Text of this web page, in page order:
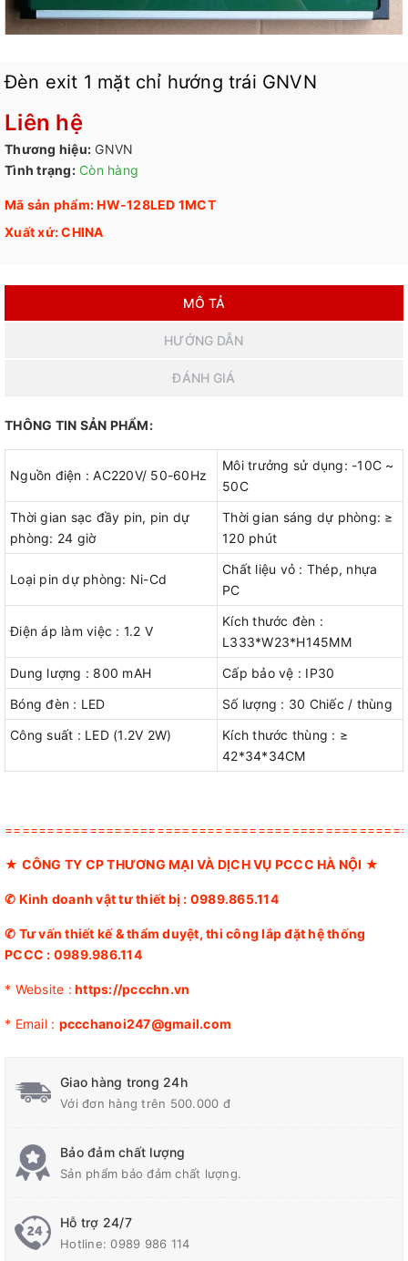
Đèn exit 1 mặt chỉ hướng trái GNVN
Liên hệ
Thương hiệu: GNVN
Tình trạng: Còn hàng
Mã sản phẩm: HW-128LED 1MCT
Xuất xứ: CHINA
MÔ TẢ
HƯỚNG DẪN
ĐÁNH GIÁ
THÔNG TIN SẢN PHẨM:
Nguồn điện : AC220V/ 50-60Hz
Môi trưởng sử dụng: -10C ~
50C
Thời gian sạc đầy pin, pin dự
phòng: 24 giờ
Thời gian sáng dự phòng: ≥
120 phút
Loại pin dự phòng: Ni-Cd
Chất liệu vỏ : Thép, nhựa
PC
Điện áp làm việc : 1.2 V
Kích thước đèn :
L333*W23*H145MM
Dung lượng : 800 mAH
Cấp bảo vệ : IP30
Bóng đèn : LED
Số lượng : 30 Chiếc / thùng
Công suất : LED (1.2V 2W)
Kích thước thùng : ≥
42*34*34CM
★ CÔNG TY CP THƯƠNG MẠI VÀ DỊCH VỤ PCCC HÀ NỘI ★
✆ Kinh doanh vật tư thiết bị : 0989.865.114
✆ Tư vấn thiết kế & thẩm duyệt, thi công lắp đặt hệ thống
PCCC : 0989.986.114
* Website : https://pccchn.vn
* Email : pccchanoi247@gmail.com
Giao hàng trong 24h
Với đơn hàng trên 500.000 đ
Bảo đảm chất lượng
Sản phẩm bảo đảm chất lượng.
Hỗ trợ 24/7
Hotline:0989 986 114